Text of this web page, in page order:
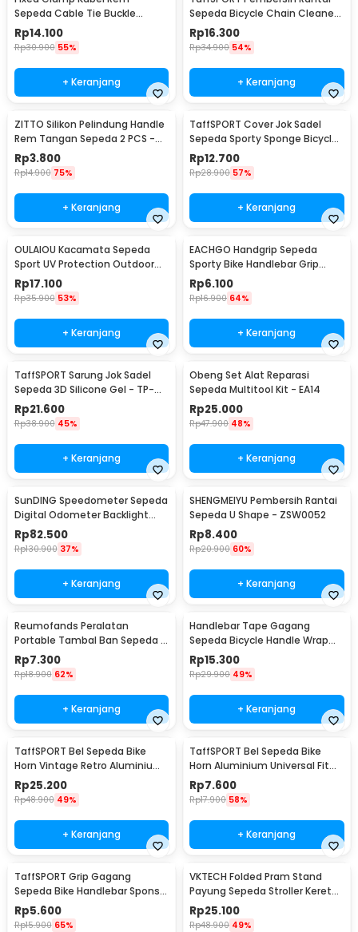
Sepeda Cable Tie Buckle
Organizer 5 PCS
Rp14.100
Rp30.900 55%
+ Keranjang
Sepeda Bicycle Chain Cleaner
Scrubber - YHW10-258
Rp16.300
Rp34.900 54%
+ Keranjang
ZITTO Silikon Pelindung Handle
Rem Tangan Sepeda 2 PCS -
M187
Rp3.800
Rp14.900 75%
+ Keranjang
TaffSPORT Cover Jok Sadel
Sepeda Sporty Sponge Bicycle
Seat Universal - HM847
Rp12.700
Rp28.900 57%
+ Keranjang
OULAIOU Kacamata Sepeda
Sport UV Protection Outdoor
Cycling Sunglasses - AJ1
Rp17.100
Rp35.900 53%
+ Keranjang
EACHGO Handgrip Sepeda
Sporty Bike Handlebar Grip
Silicone 1 Pair - STD
Rp6.100
Rp16.900 64%
+ Keranjang
TaffSPORT Sarung Jok Sadel
Sepeda 3D Silicone Gel - TP-
ZT01
Rp21.600
Rp38.900 45%
+ Keranjang
Obeng Set Alat Reparasi
Sepeda Multitool Kit - EA14
Rp25.000
Rp47.900 48%
+ Keranjang
SunDING Speedometer Sepeda
Digital Odometer Backlight
LCD Waterproof - SD-563A
Rp82.500
Rp130.900 37%
+ Keranjang
SHENGMEIYU Pembersih Rantai
Sepeda U Shape - ZSW0052
Rp8.400
Rp20.900 60%
+ Keranjang
Reumofands Peralatan
Portable Tambal Ban Sepeda -
RM21388
Rp7.300
Rp18.900 62%
+ Keranjang
Handlebar Tape Gagang
Sepeda Bicycle Handle Wrap
2M 30mm 2 PCS - GH-081H
Rp15.300
Rp29.900 49%
+ Keranjang
TaffSPORT Bel Sepeda Bike
Horn Vintage Retro Aluminium
Alloy 85dB - CL-05
Rp25.200
Rp48.900 49%
+ Keranjang
TaffSPORT Bel Sepeda Bike
Horn Aluminium Universal Fit
85dB - CL-6
Rp7.600
Rp17.900 58%
+ Keranjang
TaffSPORT Grip Gagang
Sepeda Bike Handlebar Spons
Grip 1 Pair - GH-081H
Rp5.600
Rp15.900 65%
VKTECH Folded Pram Stand
Payung Sepeda Stroller Kereta
Bayi - LS4G
Rp25.100
Rp48.900 49%